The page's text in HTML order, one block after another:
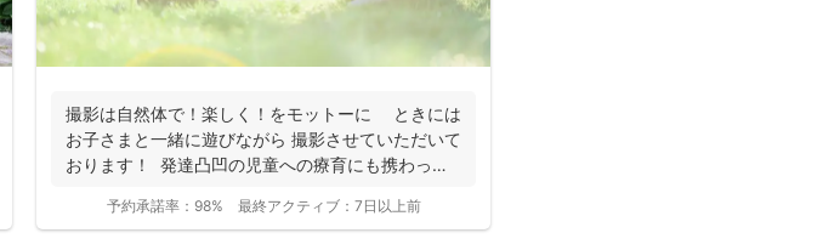
撮影は自然体で！楽しく！をモットーに ときには
お子さまと一緒に遊びながら 撮影させていただいて
おります！ 発達凸凹の児童への療育にも携わって
予約承諾率： 98% 最終アクティブ： 7日以上前